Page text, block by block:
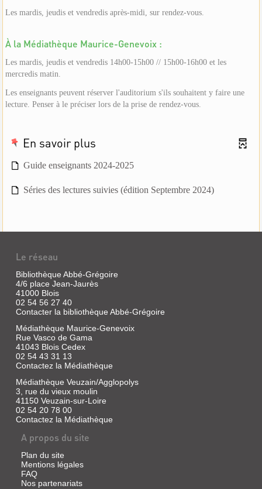
Les mardis, jeudis et vendredis après-midi, sur rendez-vous.
À la Médiathèque Maurice-Genevoix :
Les mardis, jeudis et vendredis 14h00-15h00 // 15h00-16h00 et les
mercredis matin.
Les enseignants peuvent réserver l'auditorium s'ils souhaitent y faire une
lecture. Penser à le préciser lors de la prise de rendez-vous.
En savoir plus
Guide enseignants 2024-2025
Séries des lectures suivies (édition Septembre 2024)
Le réseau
Bibliothèque Abbé-Grégoire
4/6 place Jean-Jaurès
41000 Blois
02 54 56 27 40
Contacter la bibliothèque Abbé-Grégoire
Médiathèque Maurice-Genevoix
Rue Vasco de Gama
41043 Blois Cedex
02 54 43 31 13
Contactez la Médiathèque
Médiathèque Veuzain/Agglopolys
3, rue du vieux moulin
41150 Veuzain-sur-Loire
02 54 20 78 00
Contactez la Médiathèque
A propos du site
Plan du site
Mentions légales
FAQ
Nos partenariats